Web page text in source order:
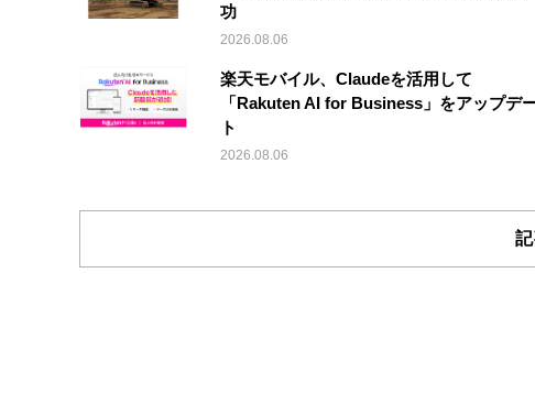
功
2026.08.06
楽天モバイル、Claudeを活用して
「Rakuten AI for Business」をアップデ
ト
2026.08.06